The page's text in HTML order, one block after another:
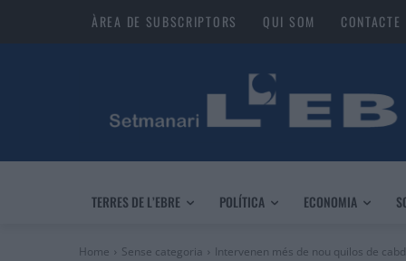
ÀREA DE SUBSCRIPTORS QUI SOM CONTACTE
TERRES DE L’EBRE POLÍTICA ECONOMIA
Home Sense categoria Intervenen més de nou quilos de